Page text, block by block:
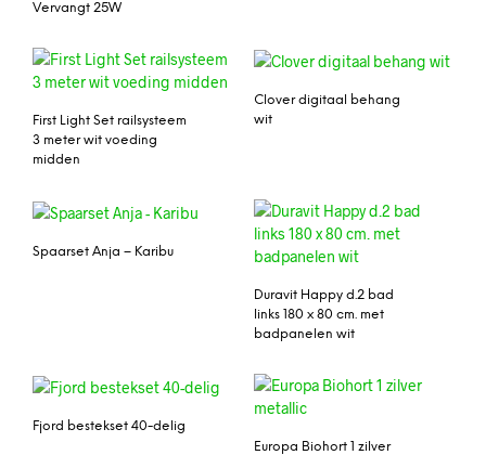
Vervangt 25W
First Light Set railsysteem
3 meter wit voeding
midden
Clover digitaal behang
wit
Spaarset Anja – Karibu
Duravit Happy d.2 bad
links 180 x 80 cm. met
badpanelen wit
Fjord bestekset 40-delig
Europa Biohort 1 zilver